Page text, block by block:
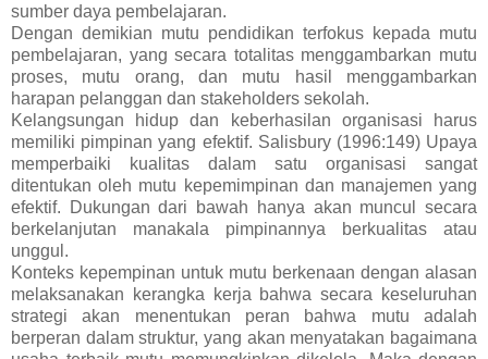
sumber daya pembelajaran.
Dengan demikian mutu pendidikan terfokus kepada mutu
pembelajaran, yang secara totalitas menggambarkan mutu
proses, mutu orang, dan mutu hasil menggambarkan
harapan pelanggan dan stakeholders sekolah.
Kelangsungan hidup dan keberhasilan organisasi harus
memiliki pimpinan yang efektif. Salisbury (1996:149) Upaya
memperbaiki kualitas dalam satu organisasi sangat
ditentukan oleh mutu kepemimpinan dan manajemen yang
efektif. Dukungan dari bawah hanya akan muncul secara
berkelanjutan manakala pimpinannya berkualitas atau
unggul.
Konteks kepempinan untuk mutu berkenaan dengan alasan
melaksanakan kerangka kerja bahwa secara keseluruhan
strategi akan menentukan peran bahwa mutu adalah
berperan dalam struktur, yang akan menyatakan bagaimana